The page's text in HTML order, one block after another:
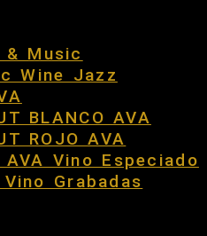
& Music
Wine Jazz
BLANCO AVA
ROJO AVA
AVA Vino Especiado
Grabadas